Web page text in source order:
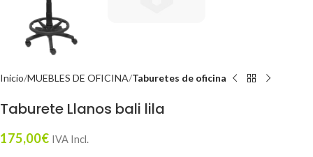
Inicio MUEBLES DE OFICINA Taburetes de oficina
Taburete Llanos bali lila
175,00€ IVA Incl.